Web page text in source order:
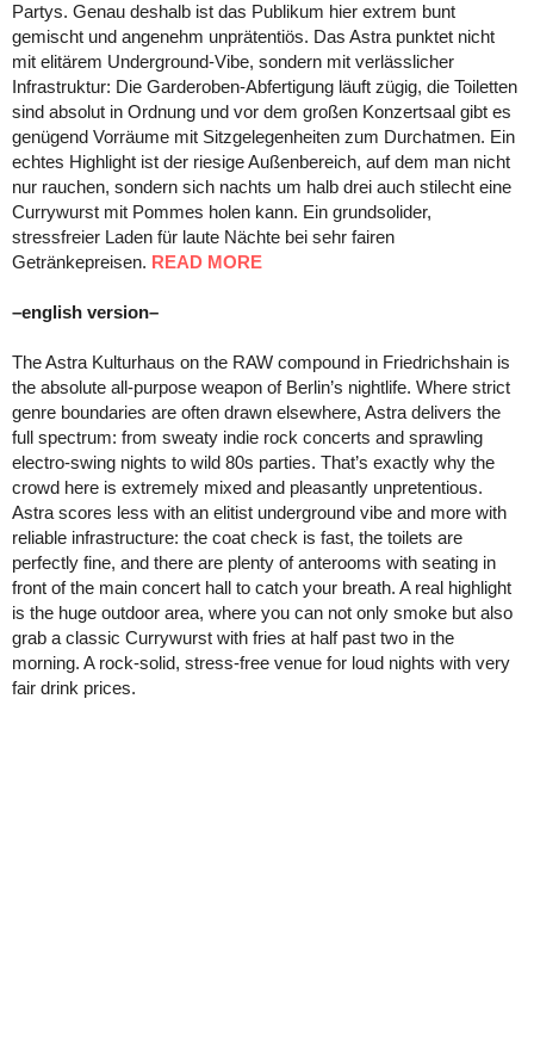
Partys. Genau deshalb ist das Publikum hier extrem bunt
gemischt und angenehm unprätentiös. Das Astra punktet nicht
mit elitärem Underground-Vibe, sondern mit verlässlicher
Infrastruktur: Die Garderoben-Abfertigung läuft zügig, die Toiletten
sind absolut in Ordnung und vor dem großen Konzertsaal gibt es
genügend Vorräume mit Sitzgelegenheiten zum Durchatmen. Ein
echtes Highlight ist der riesige Außenbereich, auf dem man nicht
nur rauchen, sondern sich nachts um halb drei auch stilecht eine
Currywurst mit Pommes holen kann. Ein grundsolider,
stressfreier Laden für laute Nächte bei sehr fairen
Getränkepreisen. READ MORE
–english version–
The Astra Kulturhaus on the RAW compound in Friedrichshain is
the absolute all-purpose weapon of Berlin’s nightlife. Where strict
genre boundaries are often drawn elsewhere, Astra delivers the
full spectrum: from sweaty indie rock concerts and sprawling
electro-swing nights to wild 80s parties. That’s exactly why the
crowd here is extremely mixed and pleasantly unpretentious.
Astra scores less with an elitist underground vibe and more with
reliable infrastructure: the coat check is fast, the toilets are
perfectly fine, and there are plenty of anterooms with seating in
front of the main concert hall to catch your breath. A real highlight
is the huge outdoor area, where you can not only smoke but also
grab a classic Currywurst with fries at half past two in the
morning. A rock-solid, stress-free venue for loud nights with very
fair drink prices.